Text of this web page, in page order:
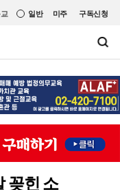
미주 구독신청
일반
꽂힌 소